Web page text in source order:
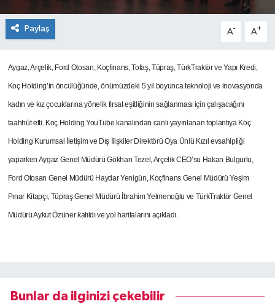
Paylaş A- A+
Aygaz, Arçelik, Ford Otosan, Koçfinans, Tofaş, Tüpraş, TürkTraktör ve Yapı Kredi,
Koç Holding’in öncülüğünde, önümüzdeki 5 yıl boyunca teknoloji ve inovasyonda
kadın ve kız çocuklarına yönelik fırsat eşitliğinin sağlanması için çalışacağını
taahhüt etti. Koç Holding YouTube kanalından canlı yayınlanan toplantıya Koç
Holding Kurumsal İletişim ve Dış İlişkiler Direktörü Oya Ünlü Kızıl evsahipliği
yaparken Aygaz Genel Müdürü Gökhan Tezel, Arçelik CEO’su Hakan Bulgurlu,
Ford Otosan Genel Müdürü Haydar Yenigün, Koçfinans Genel Müdürü Yeşim
Pınar Kitapçı, Tüpraş Genel Müdürü İbrahim Yelmenoğlu ve TürkTraktör Genel
Müdürü Aykut Özüner katıldı ve yol haritalarını açıkladı.
Bunlar da ilginizi çekebilir